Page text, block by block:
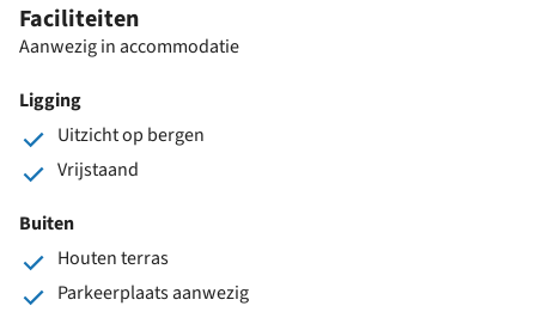
Faciliteiten
Aanwezig in accommodatie
Ligging
Uitzicht op bergen
Vrijstaand
Buiten
Houten terras
Parkeerplaats aanwezig